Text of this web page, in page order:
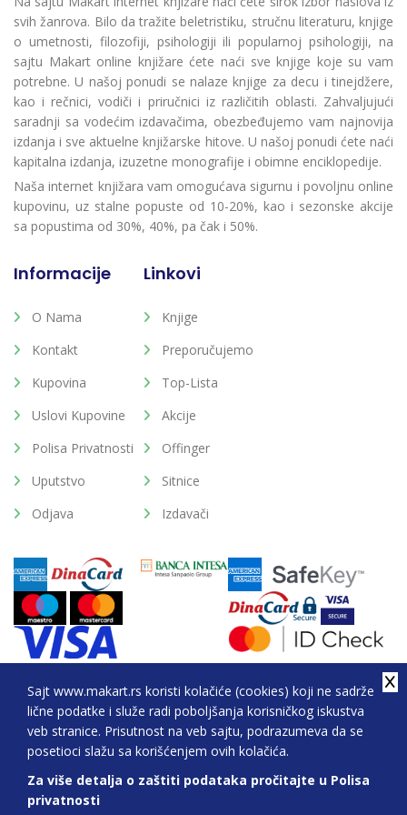
Sajt www.makart.rs koristi kolačiće (cookies) koji ne sadrže
lične podatke i služe radi poboljšanja korisničkog iskustva
veb stranice. Prisutnost na veb sajtu, podrazumeva da se
posetioci slažu sa korišćenjem ovih kolačića.
Za više detalja o zaštiti podataka pročitajte u Polisa
privatnosti
svih žanrova. Bilo da tražite beletristiku, stručnu literaturu, knjige
o umetnosti, filozofiji, psihologiji ili popularnoj psihologiji, na
sajtu Makart online knjižare ćete naći sve knjige koje su vam
potrebne. U našoj ponudi se nalaze knjige za decu i tinejdžere,
kao i rečnici, vodiči i priručnici iz različitih oblasti. Zahvaljujući
saradnji sa vodećim izdavačima, obezbeđujemo vam najnovija
izdanja i sve aktuelne knjižarske hitove. U našoj ponudi ćete naći
kapitalna izdanja, izuzetne monografije i obimne enciklopedije.
Naša internet knjižara vam omogućava sigurnu i povoljnu online
kupovinu, uz stalne popuste od 10-20%, kao i sezonske akcije
sa popustima od 30%, 40%, pa čak i 50%.
Informacije
O Nama
Kontakt
Kupovina
Uslovi Kupovine
Polisa Privatnosti
Uputstvo
Odjava
Linkovi
Knjige
Preporučujemo
Top-Lista
Akcije
Offinger
Sitnice
Izdavači
2026. All Rights Reserved © Makart.rs - MAKART DOO
BEOGRAD (NOVI BEOGRAD), PIB: 105184104, MB:
20337524
Sve cene na ovom sajtu iskazane su u dinarima. PDV je uračunat u cenu.
Nastojimo da budemo što precizniji u opisu proizvoda, prikazu slika i